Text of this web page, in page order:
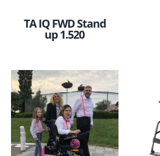
TA IQ FWD Stand
up 1.520